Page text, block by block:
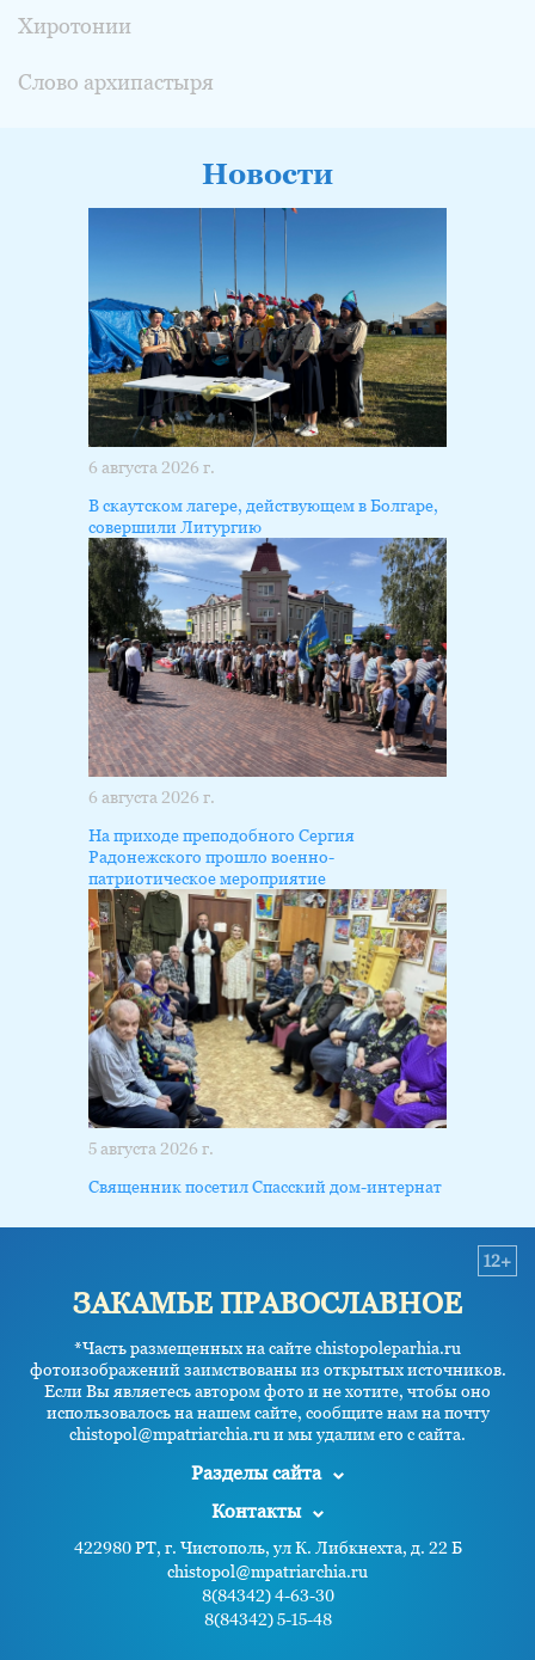
Хиротонии
Слово архипастыря
Новости
6 августа 2026 г.
В скаутском лагере, действующем в Болгаре,
совершили Литургию
6 августа 2026 г.
На приходе преподобного Сергия
Радонежского прошло военно-
патриотическое мероприятие
5 августа 2026 г.
Священник посетил Спасский дом-интернат
ЗАКАМЬЕ ПРАВОСЛАВНОЕ
*Часть размещенных на сайте chistopoleparhia.ru
фотоизображений заимствованы из открытых источников.
Если Вы являетесь автором фото и не хотите, чтобы оно
использовалось на нашем сайте, сообщите нам на почту
chistopol@mpatriarchia.ru и мы удалим его с сайта.
12+
Разделы сайта
Контакты
422980 РТ, г. Чистополь, ул К. Либкнехта, д. 22 Б
chistopol@mpatriarchia.ru
8(84342) 4-63-30
8(84342) 5-15-48